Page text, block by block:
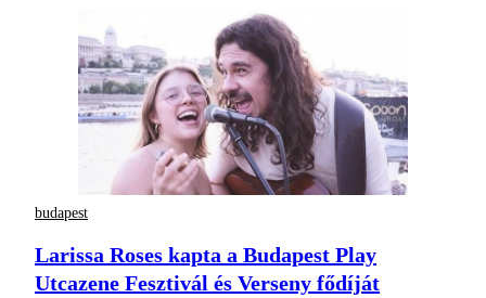
budapest
Larissa Roses kapta a Budapest Play
Utcazene Fesztivál és Verseny fődíját